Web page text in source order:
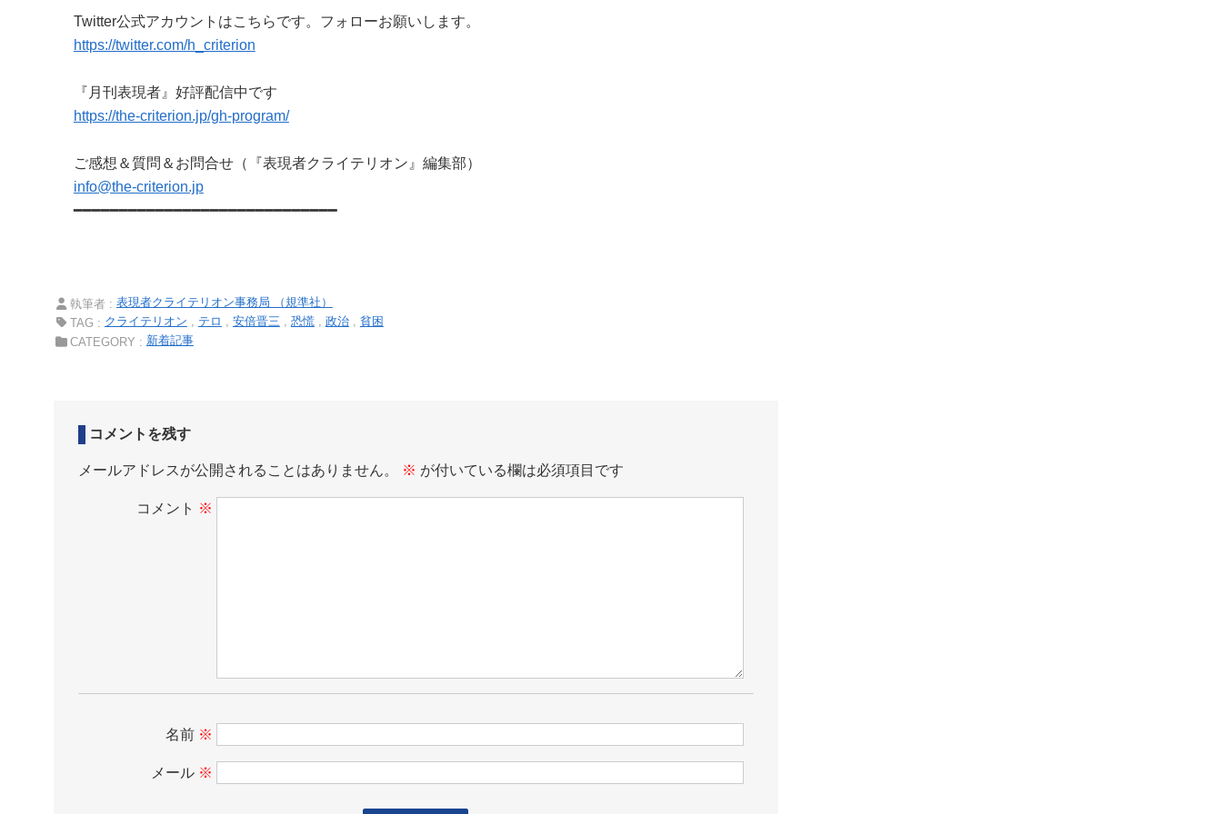
Twitter公式アカウントはこちらです。フォローお願いします。
https://twitter.com/h_criterion
『月刊表現者』好評配信中です
https://the-criterion.jp/gh-program/
ご感想＆質問＆お問合せ（『表現者クライテリオン』編集部）
info@the-criterion.jp
━━━━━━━━━━━━━━━━━━━━━━━━━━━━━
執筆者 :表現者クライテリオン事務局 （規準社）
TAG :クライテリオン テロ 安倍晋三 恐慌 政治
貧困
CATEGORY :新着記事
コメントを残す
メールアドレスが公開されることはありません。 ※ が付いている欄は必須項目です
コメント ※
名前 ※
メール ※